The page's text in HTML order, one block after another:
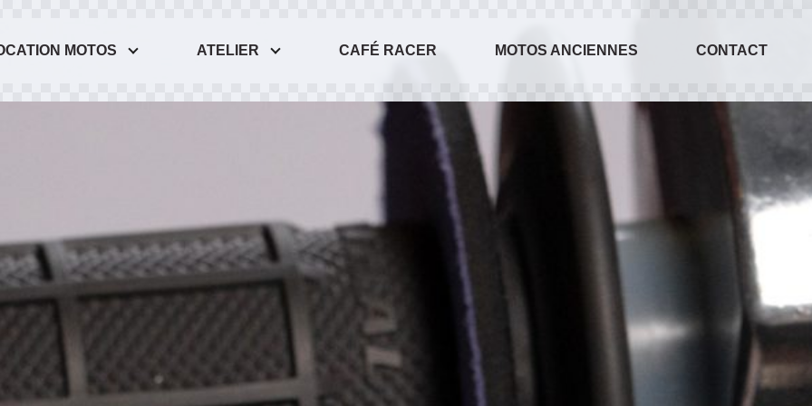
MOTOS ATELIER CAFÉ RACER MOTOS ANCIENNES CONTACT